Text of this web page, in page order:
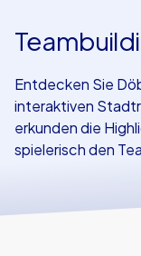
Entdecken Sie
interaktiven
erkunden die
spielerisch den